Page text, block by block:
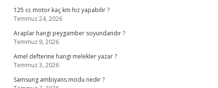
125 cc motor kaç km hız yapabilir ?
Temmuz 24, 2026
Araplar hangi peygamber soyundandır ?
Temmuz 9, 2026
Amel defterine hangi melekler yazar ?
Temmuz 3, 2026
Samsung ambiyans modu nedir ?